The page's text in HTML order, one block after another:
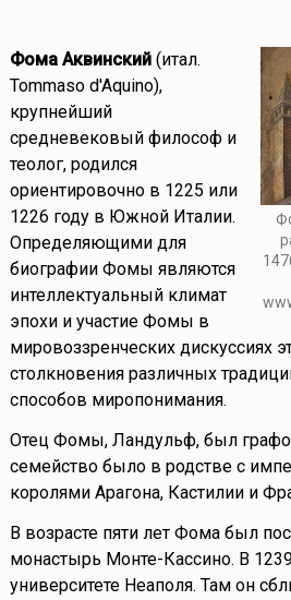
Фома Аквинский(итал.
Tommaso d'Aquino),
крупнейший
средневековый философ и
теолог, родился
ориентировочно в 1225 или
1226 году в Южной Италии.
Определяющими для
биографии Фомы являются
интеллектуальный климат
эпохи и участие Фомы в
мировоззренческих дискуссиях
столкновения различных
способов миропонимания.
Отец Фомы, Ландульф, был
семейство было в родстве с
королями Арагона, Кастилии и
В возрасте пяти лет Фома был
монастырь Монте-Кассино. В
университете Неаполя. Там он